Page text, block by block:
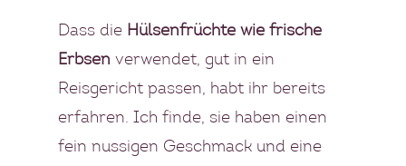
Dass die Hülsenfrüchte wie frische
Erbsen verwendet, gut in ein
Reisgericht passen, habt ihr bereits
erfahren. Ich finde, sie haben einen
fein nussigen Geschmack und eine
ÜBER UNS
GESCHICHTE
MEIN GÄSTEBUCH